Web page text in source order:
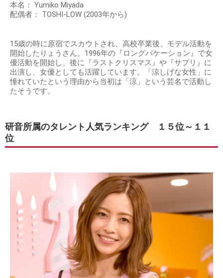
本名： Yumiko Miyada
配偶者： TOSHI-LOW (2003年から)
15歳の時に原宿でスカウトされ、高校卒業後、モデル活動を
開始したりょうさん。1996年の『ロングバケーション』で女
優活動を開始し、後に『ラストクリスマス』や『サプリ』に
出演し、女優としても活躍しています。「涼しげな女性」に
憧れていたという理由から当初は「涼」という芸名で活動し
たそうです。
研音所属のタレント人気ランキング １５位～１１
位